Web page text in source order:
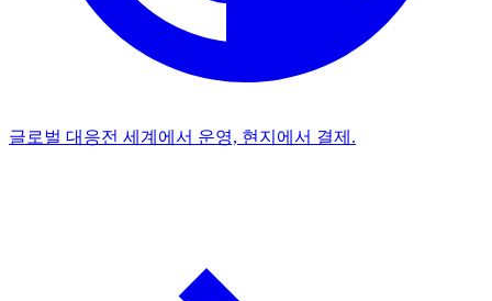
글로벌 대응전 세계에서 운영, 현지에서 결제.